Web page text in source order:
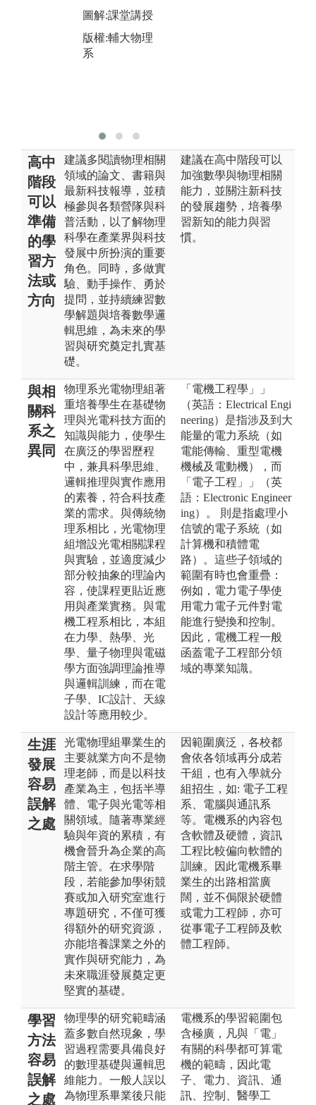
圖解:課堂講授
版權:輔大物理
系
高中
階段
可以
準備
的學
習方
法或
方向
建議多閱讀物理相關
領域的論文、書籍與
最新科技報導，並積
極參與各類營隊與科
普活動，以了解物理
科學在產業界與科技
發展中所扮演的重要
角色。同時，多做實
驗、動手操作、勇於
提問，並持續練習數
學解題與培養數學邏
輯思維，為未來的學
習與研究奠定扎實基
礎。
建議在高中階段可以
加強數學與物理相關
能力，並關注新科技
的發展趨勢，培養學
習新知的能力與習
慣。
與相
關科
系之
異同
物理系光電物理組著
重培養學生在基礎物
理與光電科技方面的
知識與能力，使學生
在廣泛的學習歷程
中，兼具科學思維、
邏輯推理與實作應用
的素養，符合科技產
業的需求。與傳統物
理系相比，光電物理
組增設光電相關課程
與實驗，並適度減少
部分較抽象的理論內
容，使課程更貼近應
用與產業實務。與電
機工程系相比，本組
在力學、熱學、光
學、量子物理與電磁
學方面強調理論推導
與邏輯訓練，而在電
子學、IC設計、天線
設計等應用較少。
「電機工程學」」
（英語：Electrical Engi
neering）是指涉及到大
能量的電力系統（如
電能傳輸、重型電機
機械及電動機），而
「電子工程」」（英
語：Electronic Engineer
ing）。 則是指處理小
信號的電子系統（如
計算機和積體電
路）。這些子領域的
範圍有時也會重疊：
例如，電力電子學使
用電力電子元件對電
能進行變換和控制。
因此，電機工程一般
函蓋電子工程部分領
域的專業知識。
生涯
發展
容易
誤解
之處
光電物理組畢業生的
主要就業方向不是物
理老師，而是以科技
產業為主，包括半導
體、電子與光電等相
關領域。隨著專業經
驗與年資的累積，有
機會晉升為企業的高
階主管。在求學階
段，若能參加學術競
賽或加入研究室進行
專題研究，不僅可獲
得額外的研究資源，
亦能培養課業之外的
實作與研究能力，為
未來職涯發展奠定更
堅實的基礎。
因範圍廣泛，各校都
會依各領域再分成若
干組，也有入學就分
組招生，如: 電子工程
系、電腦與通訊系
等。電機系的內容包
含軟體及硬體，資訊
工程比較偏向軟體的
訓練。因此電機系畢
業生的出路相當廣
闊，並不侷限於硬體
或電力工程師，亦可
從事電子工程師及軟
體工程師。
學習
方法
容易
誤解
之處
物理學的研究範疇涵
蓋多數自然現象，學
習過程需要具備良好
的數理基礎與邏輯思
維能力。一般人誤以
為物理系畢業後只能
電機系的學習範圍包
含極廣，凡與「電」
有關的科學都可算電
機的範疇，因此電
子、電力、資訊、通
訊、控制、醫學工